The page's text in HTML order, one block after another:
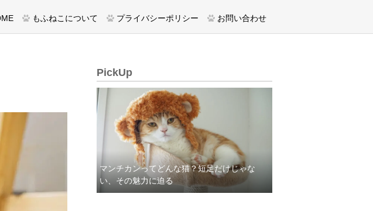
もふねこについて プライバシーポリシー お問い合わせ
PickUp
マンチカンってどんな猫？短足だけじゃな
い、その魅力に迫る